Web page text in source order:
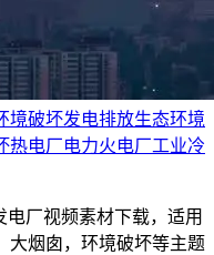
境破坏发电排放生态环境
热电厂电力火电厂工业冷
电厂视频素材下载，适用
大烟囱，环境破坏等主题